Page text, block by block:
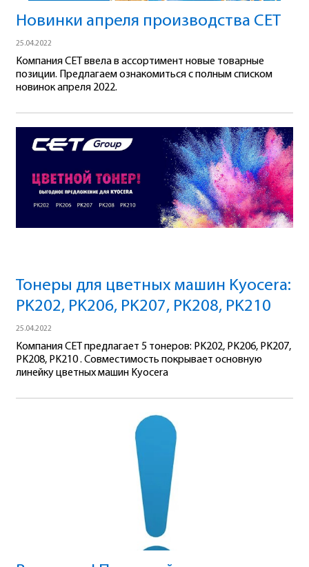
Новинки апреля производства СЕТ
25.04.2022
Компания CET ввела в ассортимент новые товарные
позиции. Предлагаем ознакомиться с полным списком
новинок апреля 2022.
Тонеры для цветных машин Kyocera:
PK202, PK206, PK207, PK208, PK210
25.04.2022
Компания CET предлагает 5 тонеров: PK202, PK206, PK207,
PK208, PK210 . Совместимость покрывает основную
линейку цветных машин Kyocera